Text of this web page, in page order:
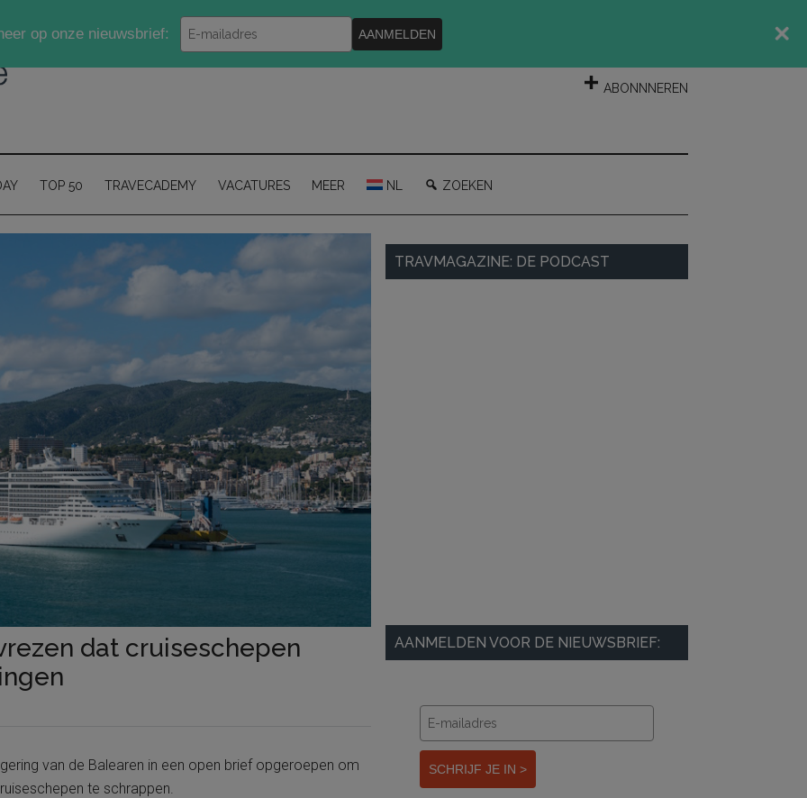
ABONNNEREN
TOP 50 TRAVECADEMY VACATURES MEER NL ZOEKEN
dat cruiseschepen
van de Balearen in een open brief opgeroepen om
te schrappen.
Primaire
Sidebar
TRAVMAGAZINE: DE PODCAST
AANMELDEN VOOR DE NIEUWSBRIEF:
SCHRIJF JE IN >
op onze nieuwsbrief:
Typ
je
AANMELDEN